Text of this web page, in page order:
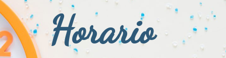
Horario